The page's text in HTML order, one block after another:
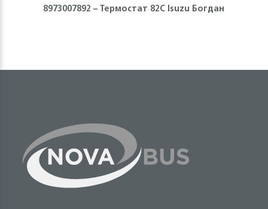
8973007892 – Термостат 82С Isuzu Богдан